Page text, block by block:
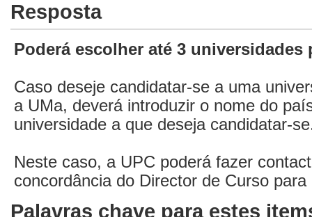
Resposta
Poderá escolher até 3
Caso deseje candidatar-se a uma
a UMa, deverá introduzir o nome do
universidade a que deseja candidatar-
Neste caso, a UPC poderá fazer
concordância do Director de Curso
Palavras chave para estes